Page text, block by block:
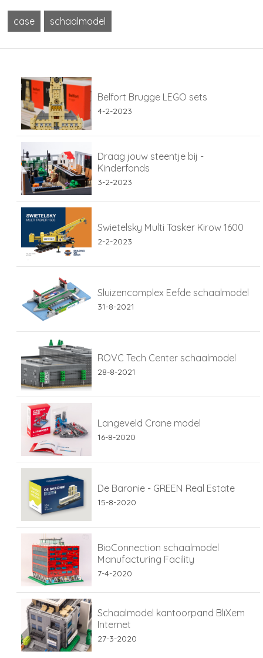
case schaalmodel
Belfort Brugge LEGO sets
4-2-2023
Draag jouw steentje bij -
Kinderfonds
3-2-2023
Swietelsky Multi Tasker Kirow 1600
2-2-2023
Sluizencomplex Eefde schaalmodel
31-8-2021
ROVC Tech Center schaalmodel
28-8-2021
Langeveld Crane model
16-8-2020
De Baronie - GREEN Real Estate
15-8-2020
BioConnection schaalmodel
Manufacturing Facility
7-4-2020
Schaalmodel kantoorpand BliXem
Internet
27-3-2020